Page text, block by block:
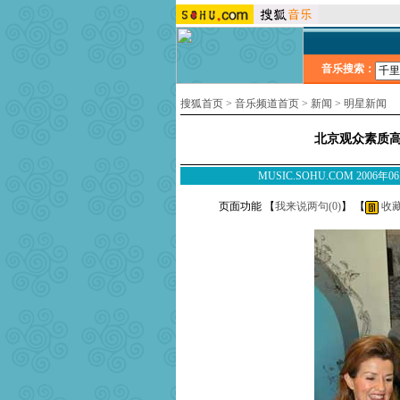
音乐搜索：
搜狐首页 > 音乐频道首页 > 新闻 > 明星新闻
北京观众素质
MUSIC.SOHU.COM 2006年
页面功能 【我来说两句(0)】 【 收